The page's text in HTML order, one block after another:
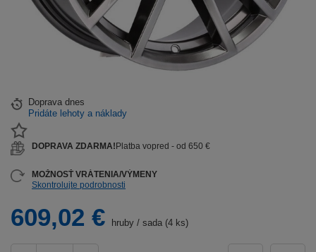
609,02 € hruby / sada (4 ks)
Doprava dnes
Pridáte lehoty a náklady
DOPRAVA ZDARMA! Platba vopred - od 650 €
MOŽNOSŤ VRÁTENIA/VÝMENY
Skontrolujte podrobnosti